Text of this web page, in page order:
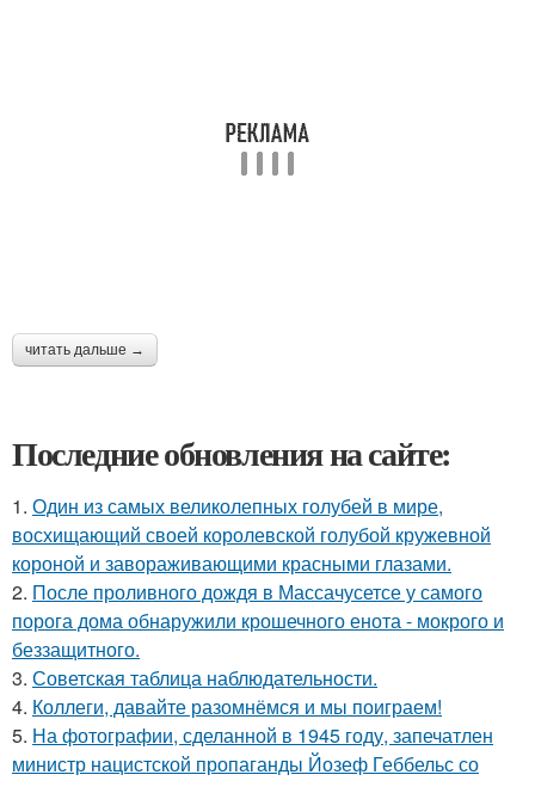
читать дальше →
Последние обновления на сайте:
1. Один из самых великолепных голубей в мире,
восхищающий своей королевской голубой кружевной
короной и завораживающими красными глазами.
2. После проливного дождя в Массачусетсе у самого
порога дома обнаружили крошечного енота - мокрого и
беззащитного.
3. Советская таблица наблюдательности.
4. Коллеги, давайте разомнёмся и мы поиграем!
5. На фотографии, сделанной в 1945 году, запечатлен
министр нацистской пропаганды Йозеф Геббельс со